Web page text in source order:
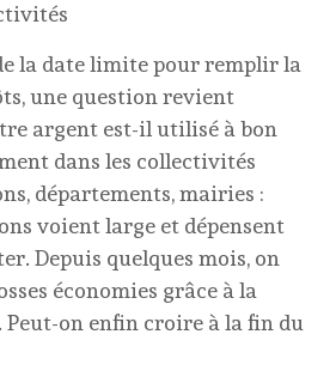
la date limite pour remplir la
une question revient
argent est-il utilisé à bon
dans les collectivités
départements, mairies :
voient large et dépensent
Depuis quelques mois, on
économies grâce à la
on enfin croire à la fin du